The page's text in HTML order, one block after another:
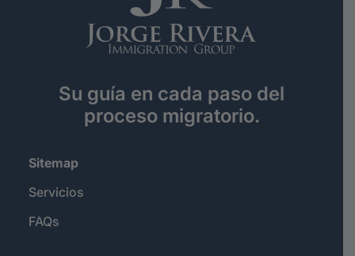
Su guía en cada paso del
proceso migratorio.
Sitemap
Servicios
FAQs